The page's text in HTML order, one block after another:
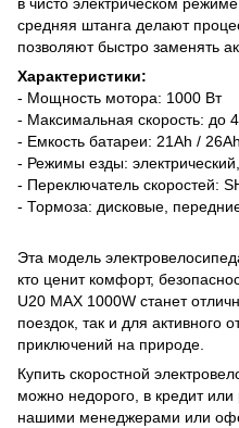
средняя штанга делают
позволяют быстро заменять
Характеристики:
- Мощность мотора: 1000 Вт
- Максимальная скорость: до
- Емкость батареи: 21Ah /
- Режимы езды:
- Переключатель скоростей:
- Тормоза: дисковые,
Эта модель
кто ценит комфорт,
U20 MAX 1000W станет
поездок, так и для активного
приключений на природе.
Купить скоростной
можно недорого, в кредит или
нашими менеджерами или